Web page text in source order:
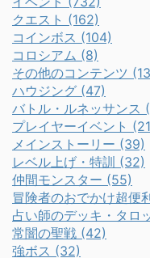
クエスト (162)
コインボス (104)
コロシアム (8)
その他のコンテンツ
ハウジング (47)
バトル・ルネッサンス
プレイヤーイベント
メインストーリー (39)
レベル上げ・特訓 (32)
仲間モンスター (55)
冒険者のおでかけ超便
占い師のデッキ・タロ
常闇の聖戦 (42)
強ボス (32)